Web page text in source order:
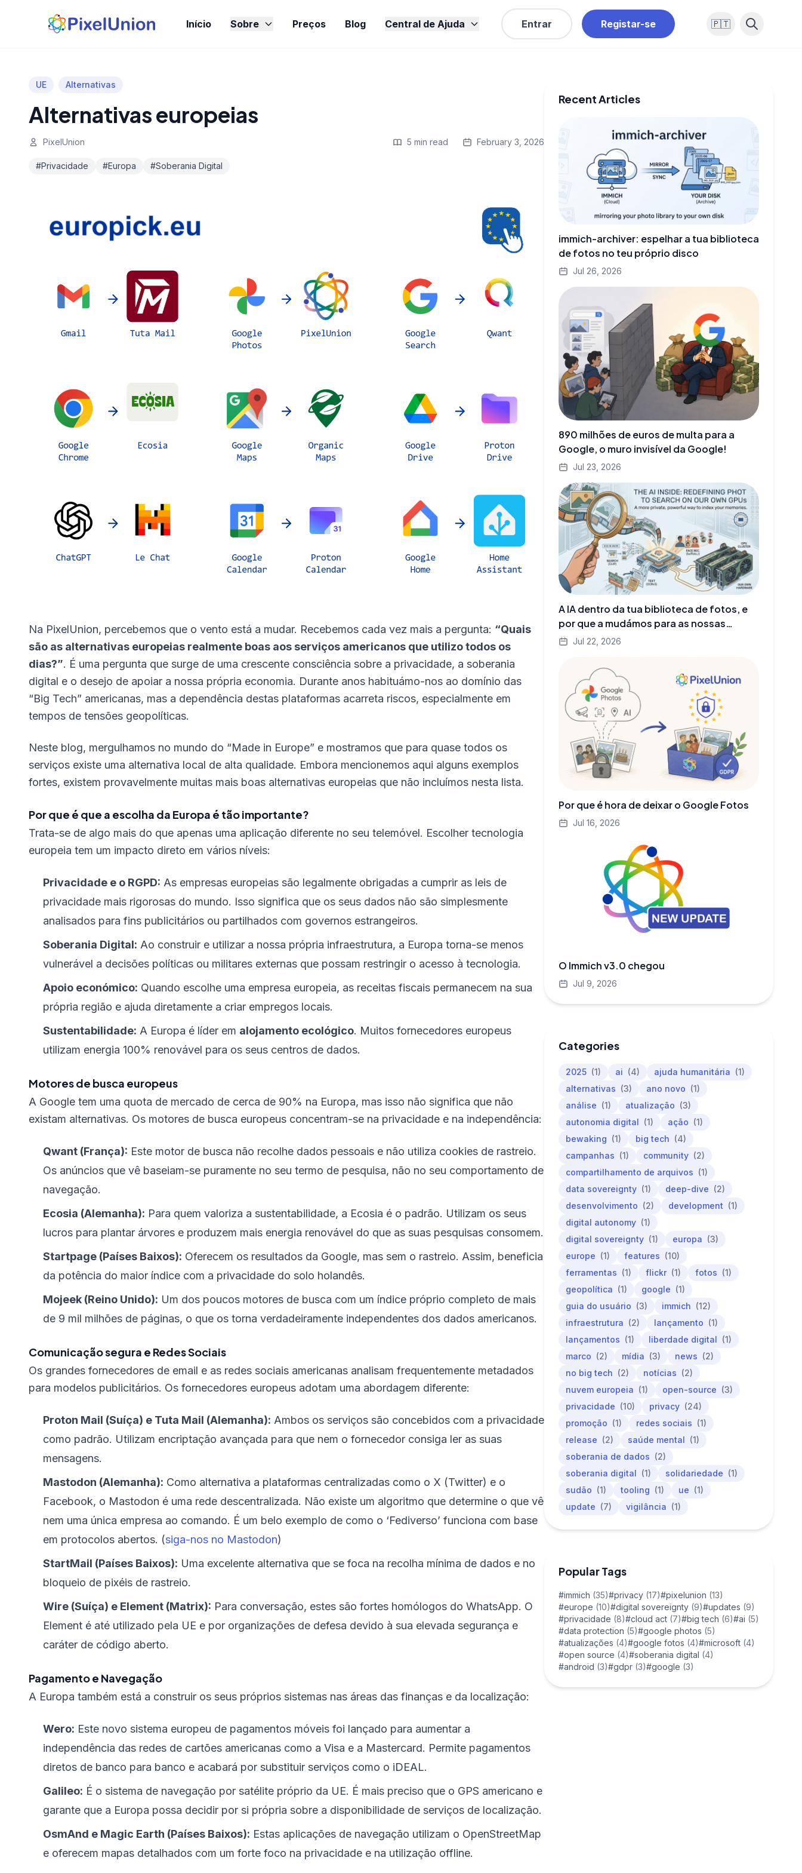
Início Sobre Preços Blog Central de Ajuda Entrar Registar-se 🇵🇹
UE Alternativas
Alternativas europeias
PixelUnion 5 min read February 3, 2026
#Privacidade #Europa #Soberania Digital
Na PixelUnion, percebemos que o vento está a mudar. Recebemos cada vez mais a pergunta: “Quais
são as alternativas europeias realmente boas aos serviços americanos que utilizo todos os
dias?”. É uma pergunta que surge de uma crescente consciência sobre a privacidade, a soberania
digital e o desejo de apoiar a nossa própria economia. Durante anos habituámo-nos ao domínio das
“Big Tech” americanas, mas a dependência destas plataformas acarreta riscos, especialmente em
tempos de tensões geopolíticas.
Neste blog, mergulhamos no mundo do “Made in Europe” e mostramos que para quase todos os
serviços existe uma alternativa local de alta qualidade. Embora mencionemos aqui alguns exemplos
fortes, existem provavelmente muitas mais boas alternativas europeias que não incluímos nesta lista.
Por que é que a escolha da Europa é tão importante?
Trata-se de algo mais do que apenas uma aplicação diferente no seu telemóvel. Escolher tecnologia
europeia tem um impacto direto em vários níveis:
Privacidade e o RGPD: As empresas europeias são legalmente obrigadas a cumprir as leis de
privacidade mais rigorosas do mundo. Isso significa que os seus dados não são simplesmente
analisados para fins publicitários ou partilhados com governos estrangeiros.
Soberania Digital: Ao construir e utilizar a nossa própria infraestrutura, a Europa torna-se menos
vulnerável a decisões políticas ou militares externas que possam restringir o acesso à tecnologia.
Apoio económico: Quando escolhe uma empresa europeia, as receitas fiscais permanecem na sua
própria região e ajuda diretamente a criar empregos locais.
Sustentabilidade: A Europa é líder em alojamento ecológico. Muitos fornecedores europeus
utilizam energia 100% renovável para os seus centros de dados.
Motores de busca europeus
A Google tem uma quota de mercado de cerca de 90% na Europa, mas isso não significa que não
existam alternativas. Os motores de busca europeus concentram-se na privacidade e na independência:
Qwant (França): Este motor de busca não recolhe dados pessoais e não utiliza cookies de rastreio.
Os anúncios que vê baseiam-se puramente no seu termo de pesquisa, não no seu comportamento de
navegação.
Ecosia (Alemanha): Para quem valoriza a sustentabilidade, a Ecosia é o padrão. Utilizam os seus
lucros para plantar árvores e produzem mais energia renovável do que as suas pesquisas consomem.
Startpage (Países Baixos): Oferecem os resultados da Google, mas sem o rastreio. Assim, beneficia
da potência do maior índice com a privacidade do solo holandês.
Mojeek (Reino Unido): Um dos poucos motores de busca com um índice próprio completo de mais
de 9 mil milhões de páginas, o que os torna verdadeiramente independentes dos dados americanos.
Comunicação segura e Redes Sociais
Os grandes fornecedores de email e as redes sociais americanas analisam frequentemente metadados
para modelos publicitários. Os fornecedores europeus adotam uma abordagem diferente:
Proton Mail (Suíça) e Tuta Mail (Alemanha): Ambos os serviços são concebidos com a privacidade
como padrão. Utilizam encriptação avançada para que nem o fornecedor consiga ler as suas
mensagens.
Mastodon (Alemanha): Como alternativa a plataformas centralizadas como o X (Twitter) e o
Facebook, o Mastodon é uma rede descentralizada. Não existe um algoritmo que determine o que vê
nem uma única empresa ao comando. É um belo exemplo de como o ‘Fediverso’ funciona com base
em protocolos abertos. (siga-nos no Mastodon)
StartMail (Países Baixos): Uma excelente alternativa que se foca na recolha mínima de dados e no
bloqueio de pixéis de rastreio.
Wire (Suíça) e Element (Matrix): Para conversação, estes são fortes homólogos do WhatsApp. O
Element é até utilizado pela UE e por organizações de defesa devido à sua elevada segurança e
caráter de código aberto.
Pagamento e Navegação
A Europa também está a construir os seus próprios sistemas nas áreas das finanças e da localização:
Wero: Este novo sistema europeu de pagamentos móveis foi lançado para aumentar a
independência das redes de cartões americanas como a Visa e a Mastercard. Permite pagamentos
diretos de banco para banco e acabará por substituir serviços como o iDEAL.
Galileo: É o sistema de navegação por satélite próprio da UE. É mais preciso que o GPS americano e
garante que a Europa possa decidir por si própria sobre a disponibilidade de serviços de localização.
OsmAnd e Magic Earth (Países Baixos): Estas aplicações de navegação utilizam o OpenStreetMap
e oferecem mapas detalhados com um forte foco na privacidade e na utilização offline.
Recent Articles
immich-archiver: espelhar a tua biblioteca
de fotos no teu próprio disco
Jul 26, 2026
890 milhões de euros de multa para a
Google, o muro invisível da Google!
Jul 23, 2026
A IA dentro da tua biblioteca de fotos, e
por que a mudámos para as nossas
próprias GPUs
Jul 22, 2026
Por que é hora de deixar o Google Fotos
Jul 16, 2026
O Immich v3.0 chegou
Jul 9, 2026
Categories
2025 (1) ai (4) ajuda humanitária (1)
alternativas (3) ano novo (1)
análise (1) atualização (3)
autonomia digital (1) ação (1)
bewaking (1) big tech (4)
campanhas (1) community (2)
compartilhamento de arquivos (1)
data sovereignty (1) deep-dive (2)
desenvolvimento (2) development (1)
digital autonomy (1)
digital sovereignty (1) europa (3)
europe (1) features (10)
ferramentas (1) flickr (1) fotos (1)
geopolítica (1) google (1)
guia do usuário (3) immich (12)
infraestrutura (2) lançamento (1)
lançamentos (1) liberdade digital (1)
marco (2) mídia (3) news (2)
no big tech (2) notícias (2)
nuvem europeia (1) open-source (3)
privacidade (10) privacy (24)
promoção (1) redes sociais (1)
release (2) saúde mental (1)
soberania de dados (2)
soberania digital (1) solidariedade (1)
sudão (1) tooling (1) ue (1)
update (7) vigilância (1)
Popular Tags
#immich (35)#privacy (17)#pixelunion (13)
#europe (10)#digital sovereignty (9)#updates (9)
#privacidade (8)#cloud act (7)#big tech (6)#ai (5)
#data protection (5)#google photos (5)
#atualizações (4)#google fotos (4)#microsoft (4)
#open source (4)#soberania digital (4)
#android (3)#gdpr (3)#google (3)